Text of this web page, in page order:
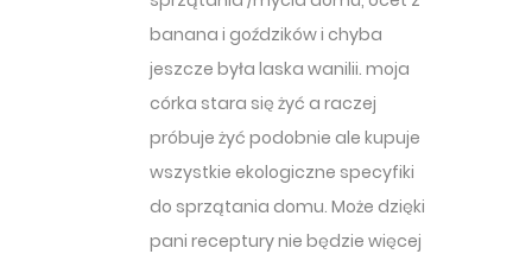
banana i goździków i chyba
jeszcze była laska wanilii. moja
córka stara się żyć a raczej
próbuje żyć podobnie ale kupuje
wszystkie ekologiczne specyfiki
do sprzątania domu. Może dzięki
pani receptury nie będzie więcej